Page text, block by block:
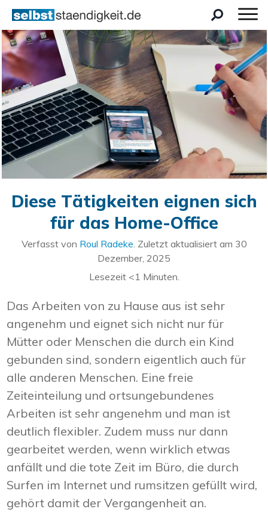
Diese Tätigkeiten eignen sich
für das Home-Office
Verfasst von Roul Radeke. Zuletzt aktualisiert am 30
Dezember, 2025
Lesezeit <1 Minuten.
Das Arbeiten von zu Hause aus ist sehr
angenehm und eignet sich nicht nur für
Mütter oder Menschen die durch ein Kind
gebunden sind, sondern eigentlich auch für
alle anderen Menschen. Eine freie
Zeiteinteilung und ortsungebundenes
Arbeiten ist sehr angenehm und man ist
deutlich flexibler. Zudem muss nur dann
gearbeitet werden, wenn wirklich etwas
anfällt und die tote Zeit im Büro, die durch
Surfen im Internet und rumsitzen gefüllt wird,
gehört damit der Vergangenheit an.